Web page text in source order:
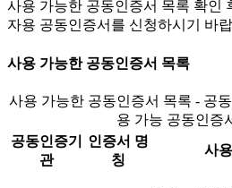
사용 가능한 공동인증서 목록 확인
자용 공동인증서를 신청하시기 바
사용 가능한 공동인증서 목록
사용 가능한 공동인증서 목록 - 공
용 가능 공동인증
공동인증기
관
인증서 명
칭
사